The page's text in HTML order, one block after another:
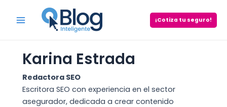
¡Cotiza tu seguro!
Karina Estrada
Redactora SEO
Escritora SEO con experiencia en el sector
asegurador, dedicada a crear contenido